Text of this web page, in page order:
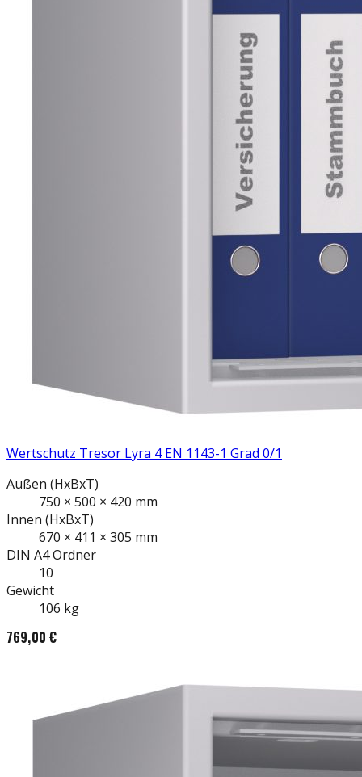
Wertschutz Tresor Lyra 4 EN 1143-1 Grad 0/1
Außen (HxBxT)
750 × 500 × 420 mm
Innen (HxBxT)
670 × 411 × 305 mm
DIN A4Ordner
10
Gewicht
106 kg
769,00 €